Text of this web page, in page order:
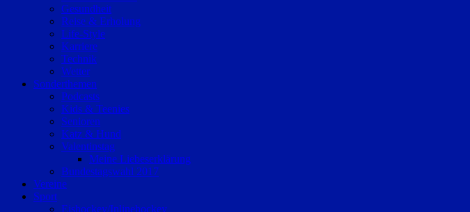
Gesundheit
Reise & Erholung
Life-Style
Karriere
Technik
Wetter
Sonderthemen
Podcasts
Kids & Teenies
Senioren
Katz & Hund
Valentinstag
Meine Liebeserklärung
Bundestagswahl 2017
Vereine
Sport
Eishockey/Inlinehockey